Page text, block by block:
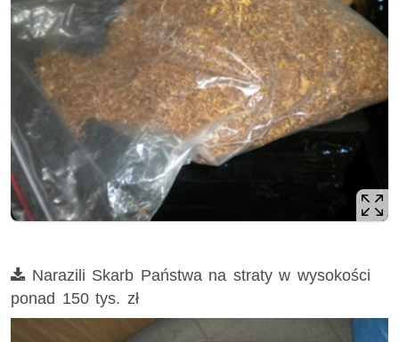
Film
Narazili Skarb Państwa na straty w wysokości
ponad 150 tys. zł